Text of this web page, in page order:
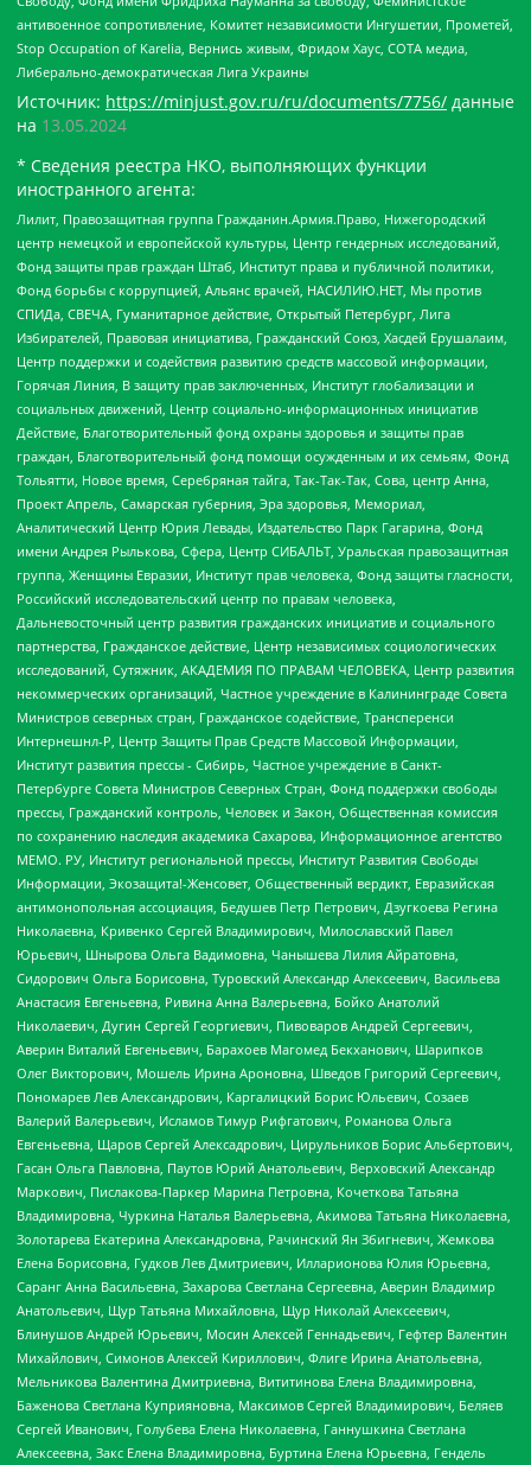
антивоенное сопротивление, Комитет независимости Ингушетии, Прометей,
Stop Occupation of Karelia, Вернись живым, Фридом Хаус, СОТА медиа,
Либерально-демократическая Лига Украины
Источник: https://minjust.gov.ru/ru/documents/7756/ данные
на 13.05.2024
* Сведения реестра НКО, выполняющих функции
иностранного агента:
Лилит, Правозащитная группа Гражданин.Армия.Право, Нижегородский
центр немецкой и европейской культуры, Центр гендерных исследований,
Фонд защиты прав граждан Штаб, Институт права и публичной политики,
Фонд борьбы с коррупцией, Альянс врачей, НАСИЛИЮ.НЕТ, Мы против
СПИДа, СВЕЧА, Гуманитарное действие, Открытый Петербург, Лига
Избирателей, Правовая инициатива, Гражданский Союз, Хасдей Ерушалаим,
Центр поддержки и содействия развитию средств массовой информации,
Горячая Линия, В защиту прав заключенных, Институт глобализации и
социальных движений, Центр социально-информационных инициатив
Действие, Благотворительный фонд охраны здоровья и защиты прав
граждан, Благотворительный фонд помощи осужденным и их семьям, Фонд
Тольятти, Новое время, Серебряная тайга, Так-Так-Так, Сова, центр Анна,
Проект Апрель, Самарская губерния, Эра здоровья, Мемориал,
Аналитический Центр Юрия Левады, Издательство Парк Гагарина, Фонд
имени Андрея Рылькова, Сфера, Центр СИБАЛЬТ, Уральская правозащитная
группа, Женщины Евразии, Институт прав человека, Фонд защиты гласности,
Российский исследовательский центр по правам человека,
Дальневосточный центр развития гражданских инициатив и социального
партнерства, Гражданское действие, Центр независимых социологических
исследований, Сутяжник, АКАДЕМИЯ ПО ПРАВАМ ЧЕЛОВЕКА, Центр развития
некоммерческих организаций, Частное учреждение в Калининграде Совета
Министров северных стран, Гражданское содействие, Трансперенси
Интернешнл-Р, Центр Защиты Прав Средств Массовой Информации,
Институт развития прессы - Сибирь, Частное учреждение в Санкт-
Петербурге Совета Министров Северных Стран, Фонд поддержки свободы
прессы, Гражданский контроль, Человек и Закон, Общественная комиссия
по сохранению наследия академика Сахарова, Информационное агентство
МЕМО. РУ, Институт региональной прессы, Институт Развития Свободы
Информации, Экозащита!-Женсовет, Общественный вердикт, Евразийская
антимонопольная ассоциация, Бедушев Петр Петрович, Дзугкоева Регина
Николаевна, Кривенко Сергей Владимирович, Милославский Павел
Юрьевич, Шнырова Ольга Вадимовна, Чанышева Лилия Айратовна,
Сидорович Ольга Борисовна, Туровский Александр Алексеевич, Васильева
Анастасия Евгеньевна, Ривина Анна Валерьевна, Бойко Анатолий
Николаевич, Дугин Сергей Георгиевич, Пивоваров Андрей Сергеевич,
Аверин Виталий Евгеньевич, Барахоев Магомед Бекханович, Шарипков
Олег Викторович, Мошель Ирина Ароновна, Шведов Григорий Сергеевич,
Пономарев Лев Александрович, Каргалицкий Борис Юльевич, Созаев
Валерий Валерьевич, Исламов Тимур Рифгатович, Романова Ольга
Евгеньевна, Щаров Сергей Алексадрович, Цирульников Борис Альбертович,
Гасан Ольга Павловна, Паутов Юрий Анатольевич, Верховский Александр
Маркович, Пислакова-Паркер Марина Петровна, Кочеткова Татьяна
Владимировна, Чуркина Наталья Валерьевна, Акимова Татьяна Николаевна,
Золотарева Екатерина Александровна, Рачинский Ян Збигневич, Жемкова
Елена Борисовна, Гудков Лев Дмитриевич, Илларионова Юлия Юрьевна,
Саранг Анна Васильевна, Захарова Светлана Сергеевна, Аверин Владимир
Анатольевич, Щур Татьяна Михайловна, Щур Николай Алексеевич,
Блинушов Андрей Юрьевич, Мосин Алексей Геннадьевич, Гефтер Валентин
Михайлович, Симонов Алексей Кириллович, Флиге Ирина Анатольевна,
Мельникова Валентина Дмитриевна, Вититинова Елена Владимировна,
Баженова Светлана Куприяновна, Максимов Сергей Владимирович, Беляев
Сергей Иванович, Голубева Елена Николаевна, Ганнушкина Светлана
Алексеевна, Закс Елена Владимировна, Буртина Елена Юрьевна, Гендель